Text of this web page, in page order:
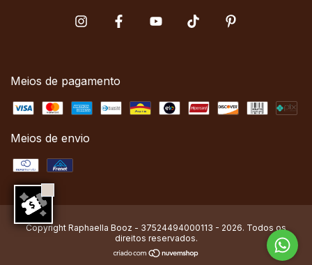
Meios de pagamento
Meios de envio
Copyright Raphaella Booz - 37524494000113 - 2026. Todos os
direitos reservados.